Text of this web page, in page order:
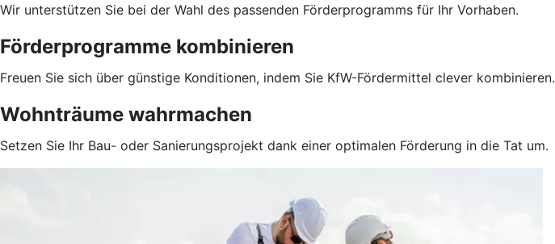
Wir unterstützen Sie bei der Wahl des passenden Förderprogramms für Ihr Vorhaben.
Förderprogramme kombinieren
Freuen Sie sich über günstige Konditionen, indem Sie KfW-Fördermittel clever kombinieren.
Wohnträume wahrmachen
Setzen Sie Ihr Bau- oder Sanierungsprojekt dank einer optimalen Förderung in die Tat um.